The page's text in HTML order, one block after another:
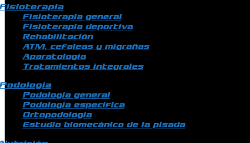
Fisioterapia general
Fisioterapia deportiva
Rehabilitación
ATM, cefaleas y migrañas
Aparatología
Tratamientos integrales
Podología general
Podología específica
Ortopodología
Estudio biomecánico de la pisada